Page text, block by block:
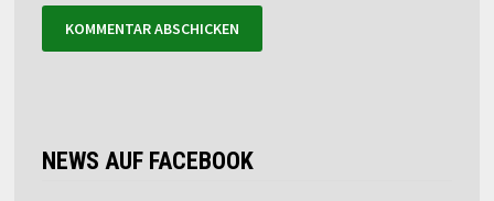
NEWS AUF FACEBOOK